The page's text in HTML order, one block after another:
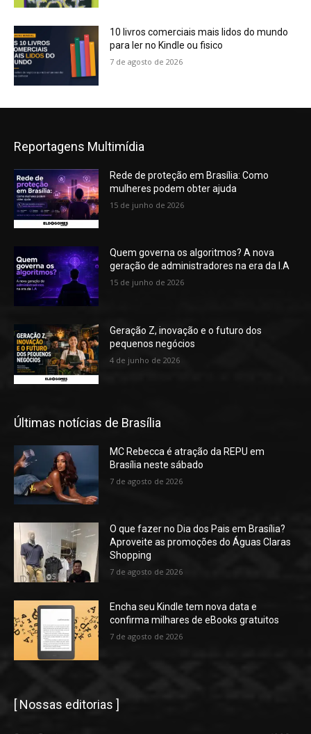
10 livros comerciais mais lidos do mundo
para ler no Kindle ou fisico
7 de agosto de 2026
Reportagens Multimídia
Rede de proteção em Brasília: Como
mulheres podem obter ajuda
15 de junho de 2026
Quem governa os algoritmos? A nova
geração de administradores na era da I.A
15 de junho de 2026
Geração Z, inovação e o futuro dos
pequenos negócios
4 de junho de 2026
Últimas notícias de Brasília
MC Rebecca é atração da REPU em
Brasília neste sábado
7 de agosto de 2026
O que fazer no Dia dos Pais em Brasília?
Aproveite as promoções do Águas Claras
Shopping
7 de agosto de 2026
Encha seu Kindle tem nova data e
confirma milhares de eBooks gratuitos
7 de agosto de 2026
[ Nossas editorias ]